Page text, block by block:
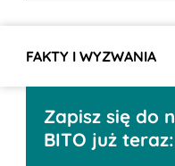
FAKTY I WYZWANIA
Zapisz się do
BITO już teraz: